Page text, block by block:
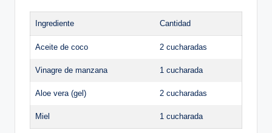
Ingrediente Cantidad
Aceite de coco 2 cucharadas
Vinagre de manzana 1 cucharada
Aloe vera (gel) 2 cucharadas
Miel 1 cucharada